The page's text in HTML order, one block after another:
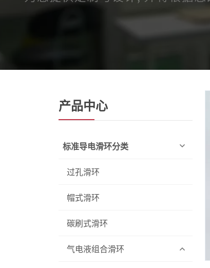
产品中心
标准导电滑环分类
过孔滑环
帽式滑环
碳刷式滑环
气电液组合滑环